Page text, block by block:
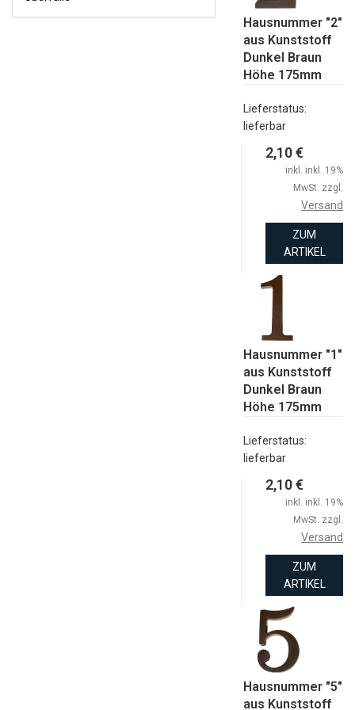
WERKZEUGE
Hausnummer "2"
aus Kunststoff
Dunkel Braun
Höhe 175mm
Lieferstatus:
lieferbar
2,10 €
inkl. inkl. 19%
MwSt. zzgl.
Versand
ZUM
ARTIKEL
Hausnummer "1"
aus Kunststoff
Dunkel Braun
Höhe 175mm
Lieferstatus:
lieferbar
2,10 €
inkl. inkl. 19%
MwSt. zzgl.
Versand
ZUM
ARTIKEL
Hausnummer "5"
aus Kunststoff